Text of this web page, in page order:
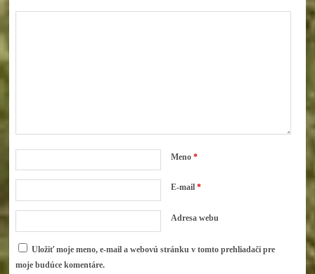
Meno *
E-mail *
Adresa webu
Uložiť moje meno, e-mail a webovú stránku v tomto prehliadači pre
moje budúce komentáre.